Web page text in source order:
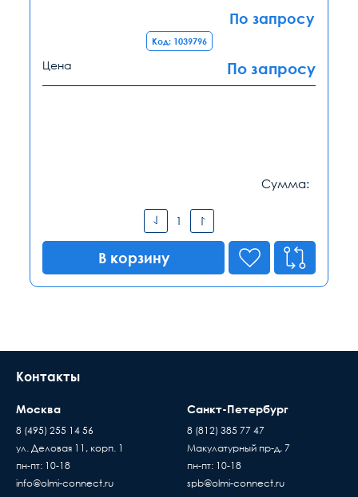
По запросу
Код: 1039796
Цена По запросу
Сумма:
В корзину
Контакты
Москва
8 (495) 255 14 56
ул. Деловая 11, корп. 1
пн-пт: 10-18
info@olmi-connect.ru
Санкт-Петербург
8 (812) 385 77 47
Макулатурный пр-д, 7
пн-пт: 10-18
spb@olmi-connect.ru